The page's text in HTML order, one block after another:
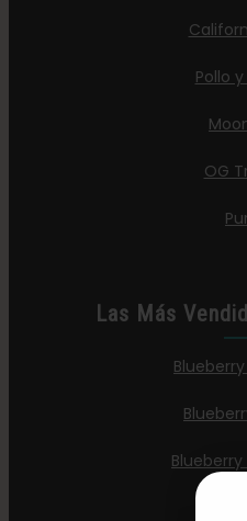
Pollo
OG
Las Más